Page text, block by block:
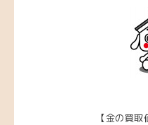
【金の買